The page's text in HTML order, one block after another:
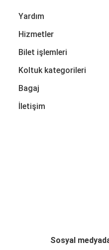
Yardım
Hizmetler
Bilet işlemleri
Koltuk kategorileri
Bagaj
İletişim
Sosyal